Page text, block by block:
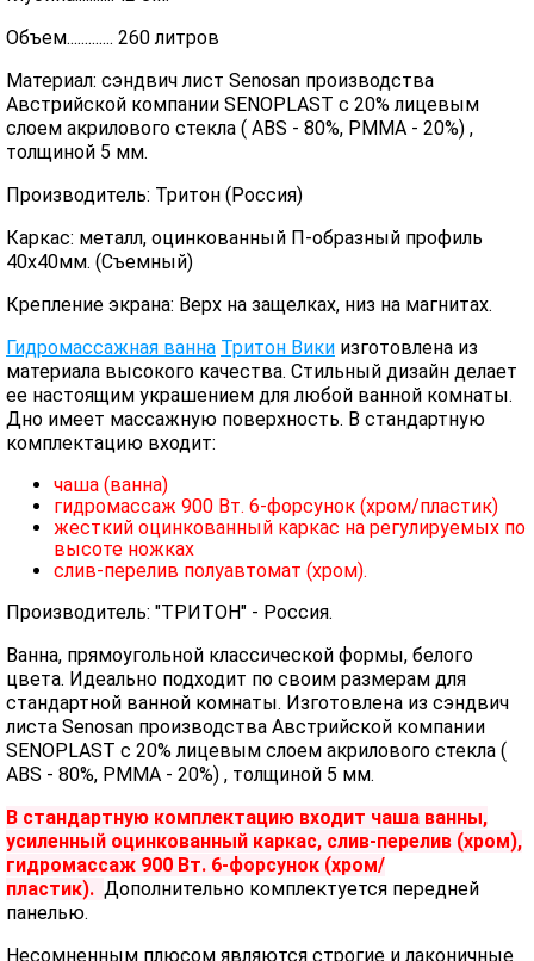
Объем............. 260 литров
Материал: сэндвич лист Senosan производства
Австрийской компании SENOPLAST c 20% лицевым
слоем акрилового стекла ( ABS - 80%, PMMA - 20%) ,
толщиной 5 мм.
Производитель: Тритон (Россия)
Каркас: металл, оцинкованный П-образный профиль
40х40мм. (Съемный)
Крепление экрана: Верх на защелках, низ на магнитах.
Гидромассажная ванна Тритон Вики изготовлена из
материала высокого качества. Стильный дизайн делает
ее настоящим украшением для любой ванной комнаты.
Дно имеет массажную поверхность. В стандартную
комплектацию входит:
чаша (ванна)
гидромассаж 900 Вт. 6-форсунок (хром/пластик)
жесткий оцинкованный каркас на регулируемых по
высоте ножках
слив-перелив полуавтомат (хром).
Производитель: "ТРИТОН" - Россия.
Ванна, прямоугольной классической формы, белого
цвета. Идеально подходит по своим размерам для
стандартной ванной комнаты. Изготовлена из сэндвич
листа Senosan производства Австрийской компании
SENOPLAST c 20% лицевым слоем акрилового стекла (
ABS - 80%, PMMA - 20%) , толщиной 5 мм.
В стандартную комплектацию входит чаша ванны,
усиленный оцинкованный каркас, слив-перелив (хром),
гидромассаж 900 Вт. 6-форсунок (хром/
пластик). Дополнительно комплектуется передней
панелью.
Несомненным плюсом являются строгие и лаконичные